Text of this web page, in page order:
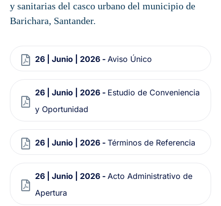
y sanitarias del casco urbano del municipio de
Barichara, Santander.
26 | Junio | 2026 - Aviso Único
26 | Junio | 2026 - Estudio de Conveniencia
y Oportunidad
26 | Junio | 2026 - Términos de Referencia
26 | Junio | 2026 - Acto Administrativo de
Apertura